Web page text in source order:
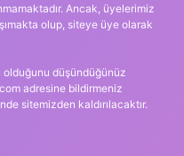
Ancak, üyelerimiz
olup, siteye üye olarak
olduğunu düşündüğünüz
adresine bildirmeniz
sitemizden kaldırılacaktır.